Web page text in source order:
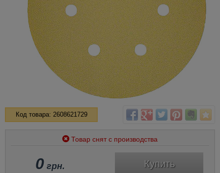
Код товара: 2608621729
Товар снят с производства
0грн. Купить